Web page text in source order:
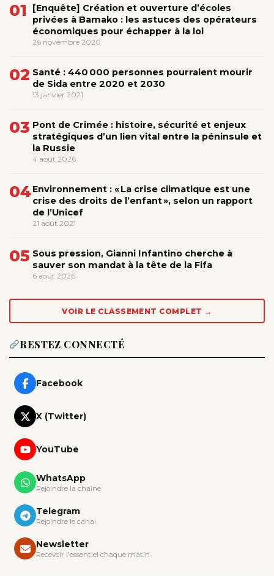
01
[Enquête] Création et ouverture d’écoles
privées à Bamako : les astuces des opérateurs
économiques pour échapper à la loi
26 novembre 2020
02 Santé : 440 000 personnes pourraient mourir
de Sida entre 2020 et 2030
13 janvier 2021
03 Pont de Crimée : histoire, sécurité et enjeux
stratégiques d’un lien vital entre la péninsule et
la Russie
4 août 2026
04Environnement : « La crise climatique est une
crise des droits de l’enfant », selon un rapport
de l’Unicef
21 août 2021
05 Sous pression, Gianni Infantino cherche à
sauver son mandat à la tête de la Fifa
6 août 2026
VOIR LE CLASSEMENT COMPLET →
RESTEZ CONNECTÉ
Facebook
X (Twitter)
YouTube
WhatsApp
Rejoindre la chaîne
Telegram
Rejoindre le canal
Newsletter
Recevoir l'essentiel chaque matin